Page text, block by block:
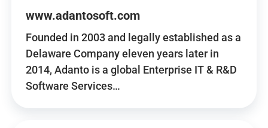
www.adantosoft.com
Founded in 2003 and legally established as a
Delaware Company eleven years later in
2014, Adanto is a global Enterprise IT & R&D
Software Services…